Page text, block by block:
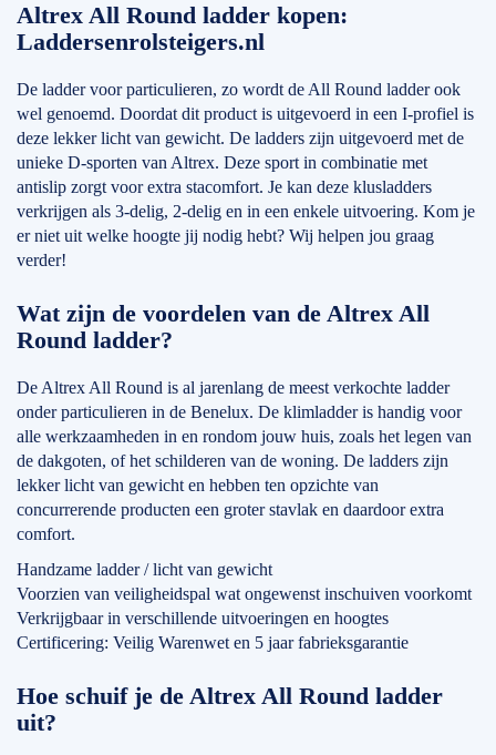
Altrex All Round ladder kopen:
Laddersenrolsteigers.nl
De ladder voor particulieren, zo wordt de All Round ladder ook
wel genoemd. Doordat dit product is uitgevoerd in een I-profiel is
deze lekker licht van gewicht. De ladders zijn uitgevoerd met de
unieke D-sporten van Altrex. Deze sport in combinatie met
antislip zorgt voor extra stacomfort. Je kan deze klusladders
verkrijgen als 3-delig, 2-delig en in een enkele uitvoering. Kom je
er niet uit welke hoogte jij nodig hebt? Wij helpen jou graag
verder!
Wat zijn de voordelen van de Altrex All
Round ladder?
De Altrex All Round is al jarenlang de meest verkochte ladder
onder particulieren in de Benelux. De klimladder is handig voor
alle werkzaamheden in en rondom jouw huis, zoals het legen van
de dakgoten, of het schilderen van de woning. De ladders zijn
lekker licht van gewicht en hebben ten opzichte van
concurrerende producten een groter stavlak en daardoor extra
comfort.
Handzame ladder / licht van gewicht
Voorzien van veiligheidspal wat ongewenst inschuiven voorkomt
Verkrijgbaar in verschillende uitvoeringen en hoogtes
Certificering: Veilig Warenwet en 5 jaar fabrieksgarantie
Hoe schuif je de Altrex All Round ladder
uit?